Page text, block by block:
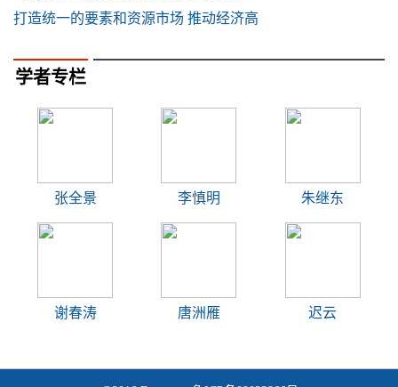
打造统一的要素和资源市场 推动经济高
学者专栏
张全景 李慎明 朱继东
谢春涛 唐洲雁 迟云